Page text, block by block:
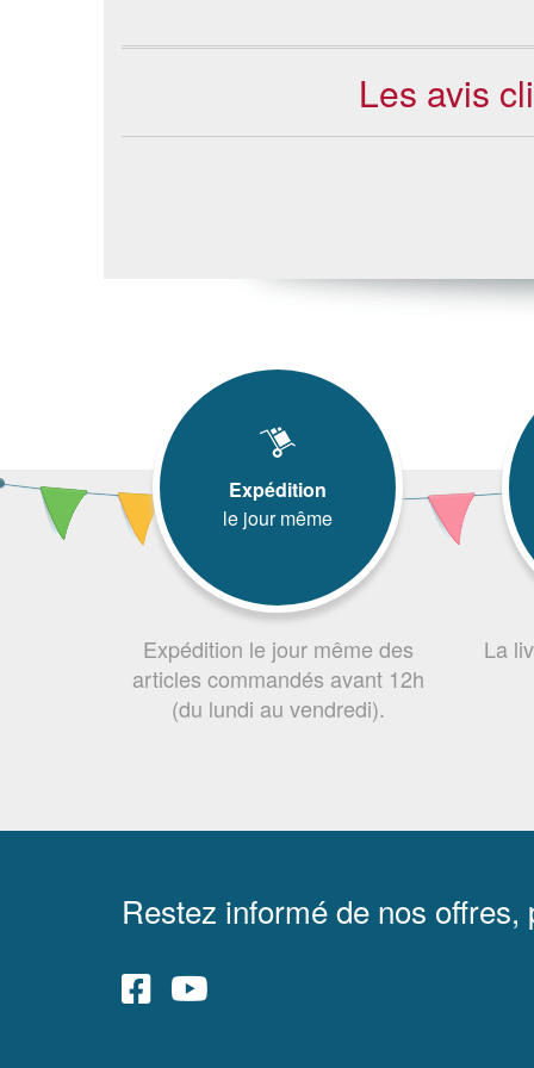
Les avis
Expédition
le jour même
Expédition le jour même des
articles commandés avant 12h
(du lundi au vendredi).
La
Restez informé de nos